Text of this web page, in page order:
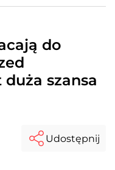
do
szansa
Udostępnij